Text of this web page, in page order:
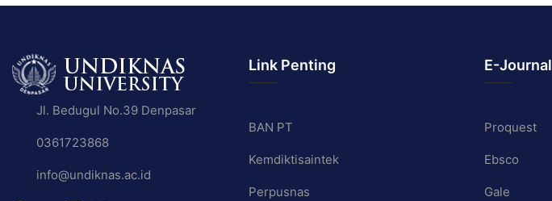
Jl. Bedugul No.39 Denpasar
0361723868
info@undiknas.ac.id
Link Penting
BAN PT
Kemdiktisaintek
Perpusnas
E-Journal
Proquest
Ebsco
Gale